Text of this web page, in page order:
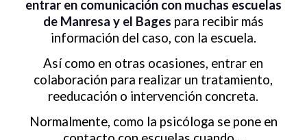
entrar en comunicación con muchas escuelas
de Manresa y el Bages para recibir más
información del caso, con la escuela.
Así como en otras ocasiones, entrar en
colaboración para realizar un tratamiento,
reeducación o intervención concreta.
Normalmente, como la psicóloga se pone en